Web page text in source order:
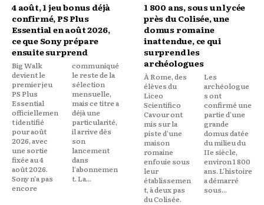
4 août, 1 jeu bonus déjà
confirmé, PS Plus
Essential en août 2026,
ce que Sony prépare
ensuite surprend
Big Walk
devient le
premier jeu
PS Plus
Essential
officiellemen
t identifié
pour août
2026, avec
une sortie
fixée au 4
août 2026.
Sony n'a pas
encore
communiqué
le reste de la
sélection
mensuelle,
mais ce titre a
déjà une
particularité,
il arrive dès
son
lancement
dans
l'abonnemen
t. La...
1 800 ans, sous un lycée
près du Colisée, une
domus romaine
inattendue, ce qui
surprend les
archéologues
À Rome, des
élèves du
Liceo
Scientifico
Cavour ont
mis sur la
piste d'une
maison
romaine
enfouie sous
leur
établissemen
t, à deux pas
du Colisée.
Les
archéologue
s ont
confirmé une
partie d'une
grande
domus datée
du milieu du
IIe siècle,
environ 1 800
ans. L'histoire
a démarré
sous...